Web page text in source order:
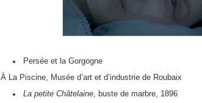
Persée et la Gorgogne
À La Piscine, Musée d’art et d’industrie de Roubaix
La petite Châtelaine, buste de marbre, 1896